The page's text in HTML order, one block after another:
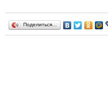
Поделиться…